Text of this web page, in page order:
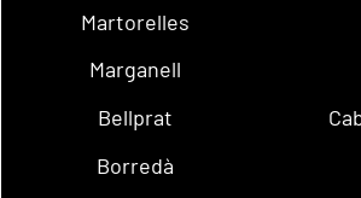
Martorelles
Marganell
Bellprat
Borredà